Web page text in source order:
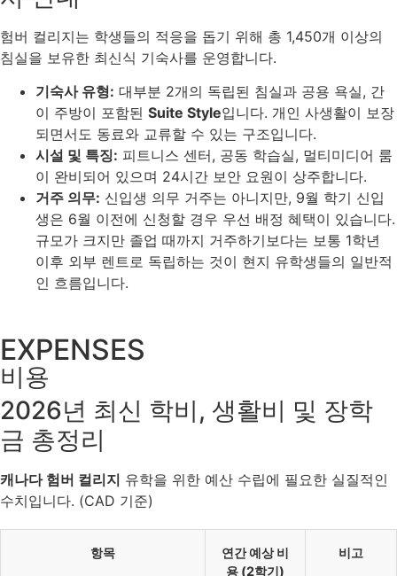
험버 컬리지는 학생들의 적응을 돕기 위해 총 1,450개 이상의
침실을 보유한 최신식 기숙사를 운영합니다.
기숙사 유형: 대부분 2개의 독립된 침실과 공용 욕실, 간
이 주방이 포함된 Suite Style입니다. 개인 사생활이 보장
되면서도 동료와 교류할 수 있는 구조입니다.
시설 및 특징: 피트니스 센터, 공동 학습실, 멀티미디어 룸
이 완비되어 있으며 24시간 보안 요원이 상주합니다.
거주 의무: 신입생 의무 거주는 아니지만, 9월 학기 신입
생은 6월 이전에 신청할 경우 우선 배정 혜택이 있습니다.
규모가 크지만 졸업 때까지 거주하기보다는 보통 1학년
이후 외부 렌트로 독립하는 것이 현지 유학생들의 일반적
인 흐름입니다.
EXPENSES
비용
2026년 최신 학비, 생활비 및 장학
금 총정리
캐나다 험버 컬리지 유학을 위한 예산 수립에 필요한 실질적인
수치입니다. (CAD 기준)
항목
연간 예상 비
용 (2학기)
비고